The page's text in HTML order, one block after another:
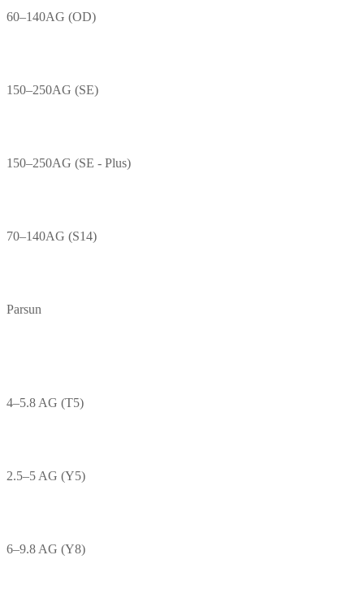
60–140AG (OD)
150–250AG (SE)
150–250AG (SE - Plus)
70–140AG (S14)
Parsun
4–5.8 AG (T5)
2.5–5 AG (Y5)
6–9.8 AG (Y8)